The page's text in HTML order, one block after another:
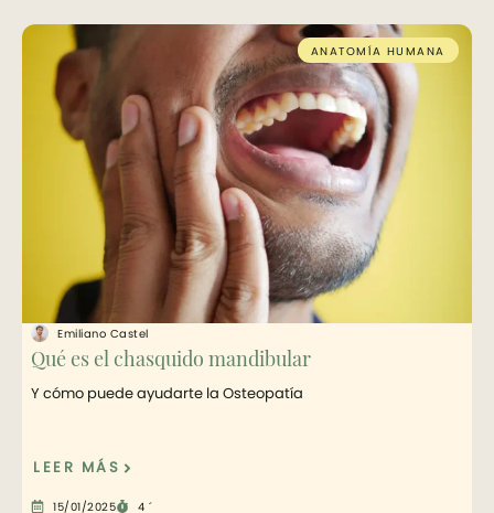
ANATOMÍA HUMANA
Emiliano Castel
Qué es el chasquido mandibular
Y cómo puede ayudarte la Osteopatía
LEER MÁS
15/01/2025 4 ´